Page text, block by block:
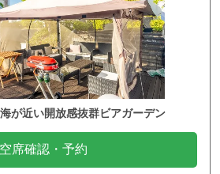
が近い開放感抜群ビアガーデン
空席確認・予約